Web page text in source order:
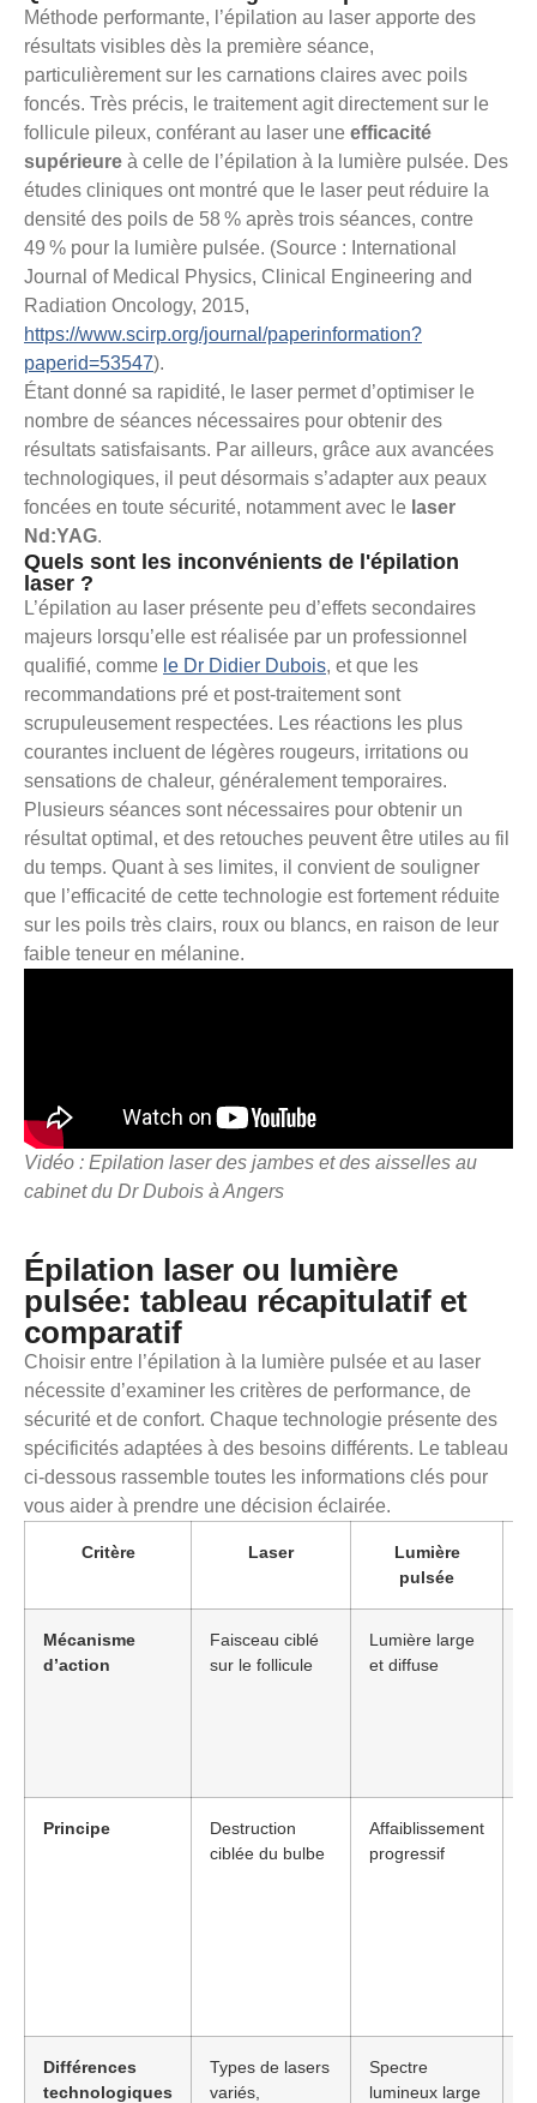
Méthode performante, l’épilation au laser apporte des
résultats visibles dès la première séance,
particulièrement sur les carnations claires avec poils
foncés. Très précis, le traitement agit directement sur le
follicule pileux, conférant au laser une efficacité
supérieure à celle de l’épilation à la lumière pulsée. Des
études cliniques ont montré que le laser peut réduire la
densité des poils de 58 % après trois séances, contre
49 % pour la lumière pulsée. (Source : International
Journal of Medical Physics, Clinical Engineering and
Radiation Oncology, 2015,
https://www.scirp.org/journal/paperinformation?
paperid=53547).
Étant donné sa rapidité, le laser permet d’optimiser le
nombre de séances nécessaires pour obtenir des
résultats satisfaisants. Par ailleurs, grâce aux avancées
technologiques, il peut désormais s’adapter aux peaux
foncées en toute sécurité, notamment avec le laser
Nd:YAG.
Quels sont les inconvénients de l'épilation
laser ?
L’épilation au laser présente peu d’effets secondaires
majeurs lorsqu’elle est réalisée par un professionnel
qualifié, comme le Dr Didier Dubois, et que les
recommandations pré et post-traitement sont
scrupuleusement respectées. Les réactions les plus
courantes incluent de légères rougeurs, irritations ou
sensations de chaleur, généralement temporaires.
Plusieurs séances sont nécessaires pour obtenir un
résultat optimal, et des retouches peuvent être utiles au fil
du temps. Quant à ses limites, il convient de souligner
que l’efficacité de cette technologie est fortement réduite
sur les poils très clairs, roux ou blancs, en raison de leur
faible teneur en mélanine.
Vidéo : Epilation laser des jambes et des aisselles au
cabinet du Dr Dubois à Angers
Épilation laser ou lumière
pulsée: tableau récapitulatif et
comparatif
Choisir entre l’épilation à la lumière pulsée et au laser
nécessite d’examiner les critères de performance, de
sécurité et de confort. Chaque technologie présente des
spécificités adaptées à des besoins différents. Le tableau
ci‑dessous rassemble toutes les informations clés pour
vous aider à prendre une décision éclairée.
Critère Laser
Lumière
pulsée
Mécanisme
d’action
Faisceau ciblé
sur le follicule
Lumière large
et diffuse
Principe
Destruction
ciblée du bulbe
Affaiblissement
progressif
Différences
technologiques
Types de lasers
variés,
Spectre
lumineux large